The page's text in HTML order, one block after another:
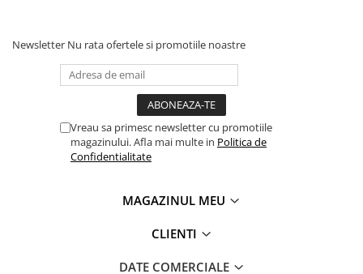
Termostate pentru ventilo-
Ventile termice de amestec
UPS-uri si stabilizatoare de
Ventile electromagnetice
Newsletter Nu rata ofertele si promotiile noastre
Vreau sa primesc newsletter cu promotiile
magazinului. Afla mai multe in Politica de
Confidentialitate
MAGAZINUL MEU
CLIENTI
DATE COMERCIALE